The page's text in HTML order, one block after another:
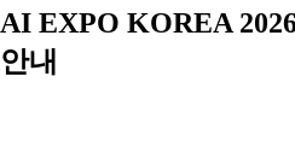
AI EXPO KOREA
안내